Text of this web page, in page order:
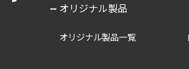
オリジナル製品
オリジナル製品一覧